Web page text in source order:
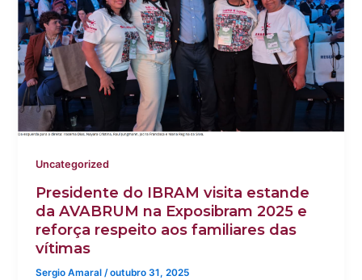
Uncategorized
Presidente do IBRAM visita estande
da AVABRUM na Exposibram 2025 e
reforça respeito aos familiares das
vítimas
Sergio Amaral/outubro 31, 2025